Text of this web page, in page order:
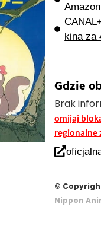
kina za
Gdzie
Brak
omijaj
regionalne
©
Nippon